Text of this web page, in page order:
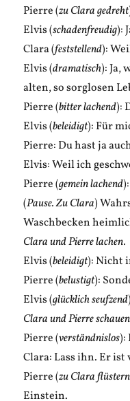
Pierre (zu Clara gedreht
Elvis (schadenfreudig):
Clara (feststellend):
Elvis (dramatisch): Ja,
alten, so sorglosen
Pierre (bitter lachend):
Elvis (beleidigt): Für
Pierre: Du hast ja
Elvis: Weil ich
Pierre (gemein lachend
(Pause. Zu Clara)
Waschbecken
Clara und Pierre lachen.
Elvis (beleidigt): Nicht
Pierre (belustigt):
Elvis (glücklich seufzend
Clara und Pierre
Pierre (verständnislos):
Clara: Lass ihn. Er ist
Pierre (zu Clara
Einstein.